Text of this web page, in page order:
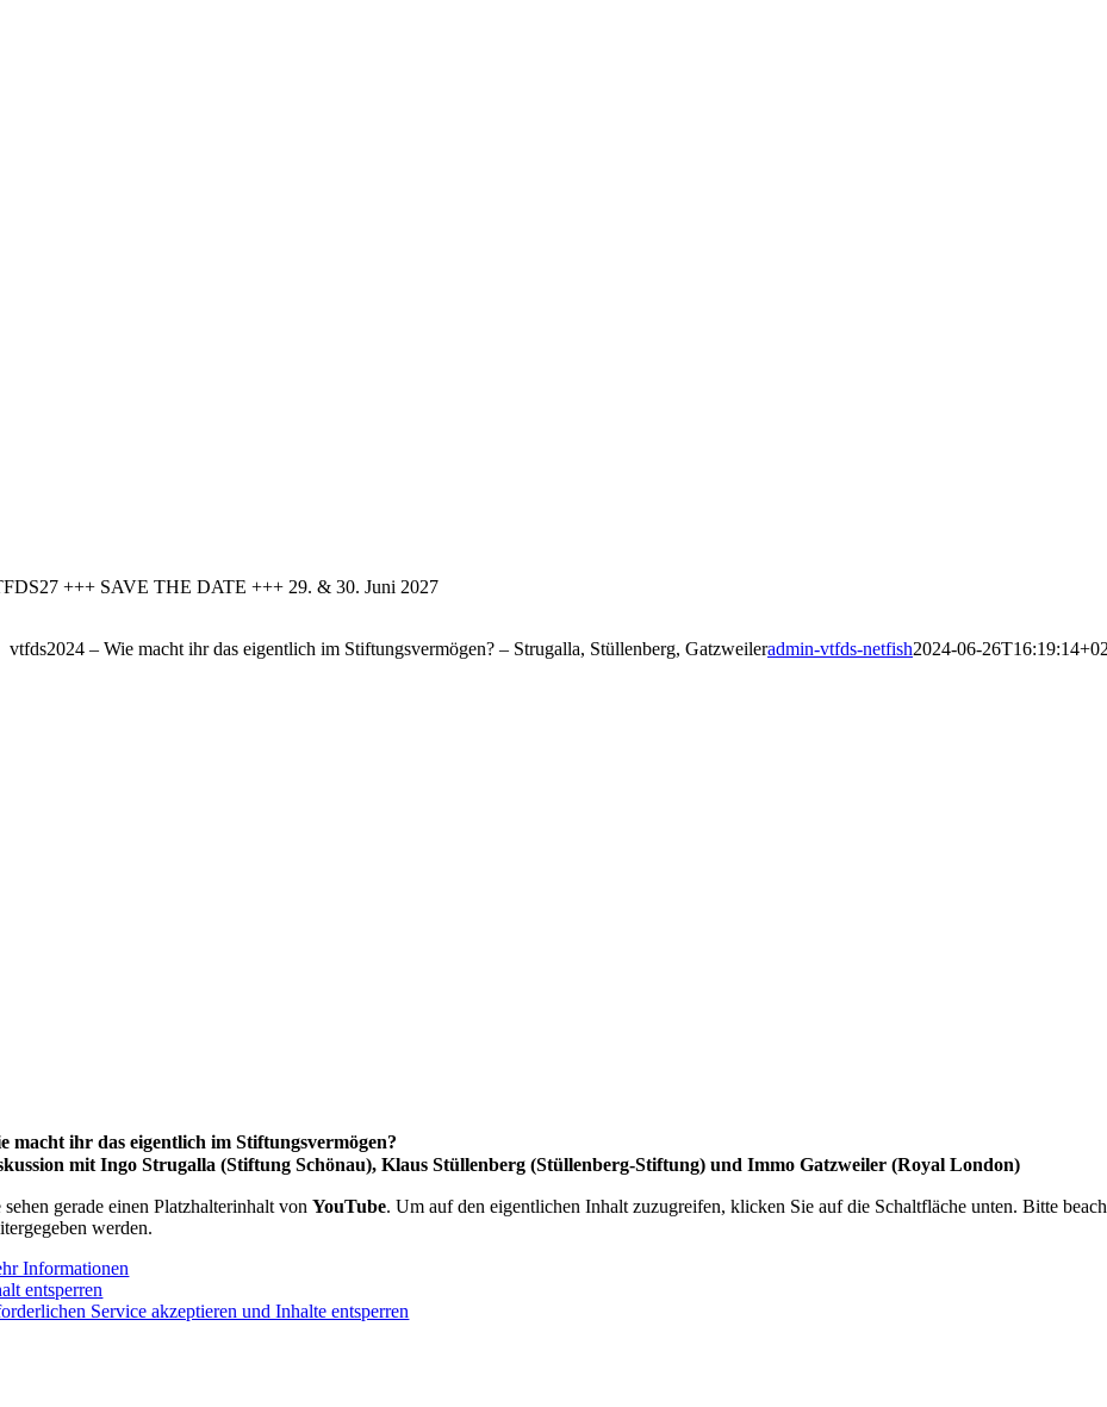
+++ SAVE THE DATE +++ 29. & 30. Juni 2027
vtfds2024 – Wie macht ihr das eigentlich im Stiftungsvermögen? – Strugalla, Stüllenberg, Gatzweileradmin-vtfds-netfish2024-06-
macht ihr das eigentlich im Stiftungsvermögen?
mit Ingo Strugalla (Stiftung Schönau), Klaus Stüllenberg (Stüllenberg-Stiftung) und Immo Gatzweiler (Royal London)
sehen gerade einen Platzhalterinhalt vonYouTube. Um auf den eigentlichen Inhalt zuzugreifen, klicken Sie auf die Schaltfläche unten. Bitte
werden.
Informationen
entsperren
Service akzeptieren und Inhalte entsperren